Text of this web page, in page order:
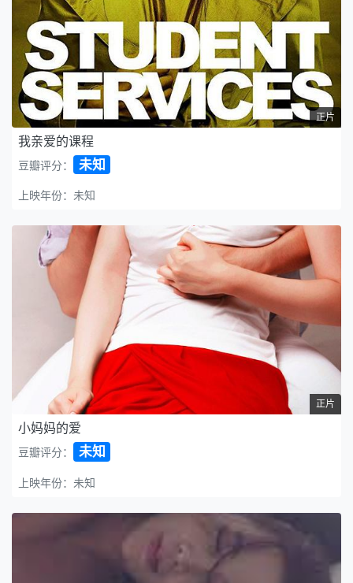
正片
我亲爱的课程
豆瓣评分： 未知
上映年份：未知
正片
小妈妈的爱
豆瓣评分： 未知
上映年份：未知